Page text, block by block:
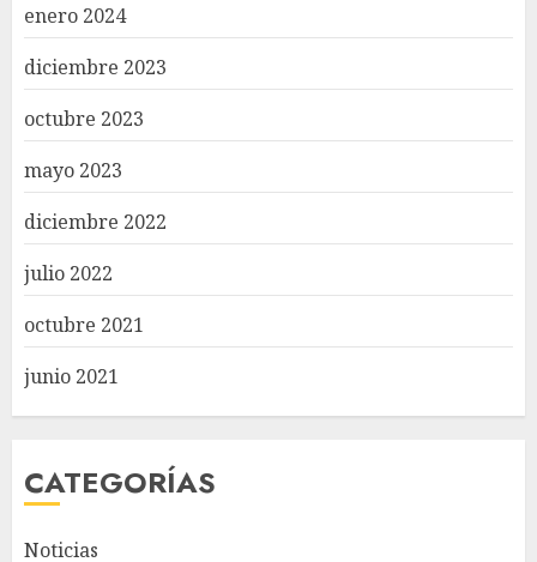
enero 2024
diciembre 2023
octubre 2023
mayo 2023
diciembre 2022
julio 2022
octubre 2021
junio 2021
CATEGORÍAS
Noticias